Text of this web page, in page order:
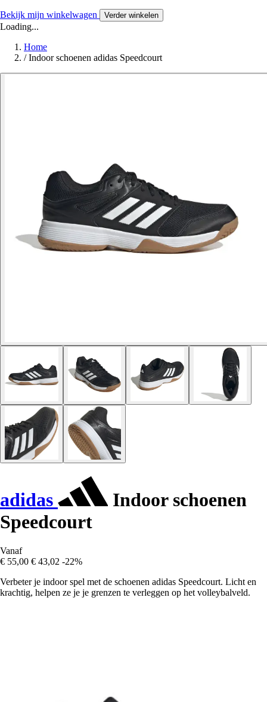
Bekijk mijn winkelwagen Verder winkelen
Loading...
Home
/ Indoor schoenen adidas Speedcourt
adidas
Indoor schoenen
Speedcourt
Vanaf
€ 55,00 € 43,02 -22%
Verbeter je indoor spel met de schoenen adidas Speedcourt. Licht en
krachtig, helpen ze je je grenzen te verleggen op het volleybalveld.